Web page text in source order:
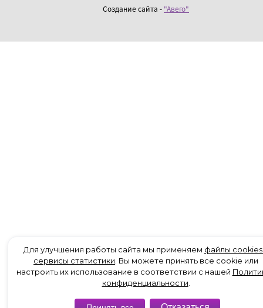
Создание сайта - "Авего"
Для улучшения работы сайта мы применяем файлы cookies
сервисы статистики. Вы можете принять все cookie или
настроить их использование в соответствии с нашей
конфиденциальности.